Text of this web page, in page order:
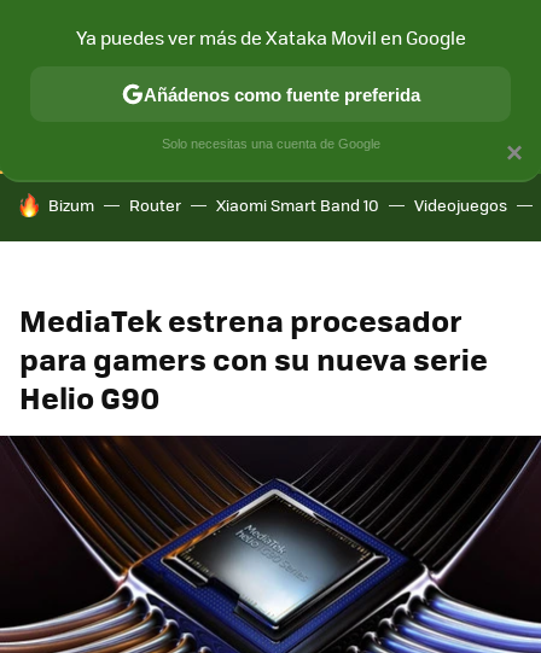
CONECTIVIDAD MÓVIL Y SOCIEDAD APLICACIONES
HOY SE HABLA DE
Bizum Router Xiaomi Smart Band 10 Videojuegos
MediaTek estrena procesador
para gamers con su nueva serie
Helio G90
×
Ya puedes ver más de Xataka Movil en Google
Añádenos como fuente preferida
Solo necesitas una cuenta de Google